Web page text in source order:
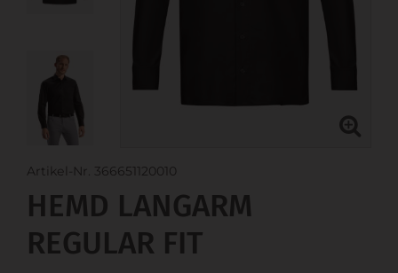
Artikel-Nr. 366651120010
HEMD LANGARM
REGULAR FIT